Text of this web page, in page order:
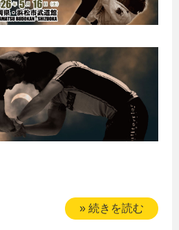
» 続きを読む